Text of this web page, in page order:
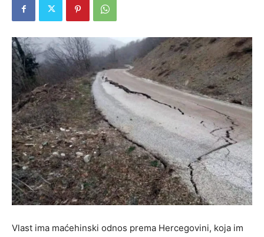
Vlast ima maćehinski odnos prema Hercegovini, koja im